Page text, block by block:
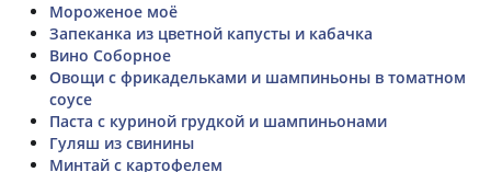
Мороженое моё
Запеканка из цветной капусты и кабачка
Вино Соборное
Овощи с фрикадельками и шампиньоны в томатном
соусе
Паста с куриной грудкой и шампиньонами
Гуляш из свинины
Минтай с картофелем